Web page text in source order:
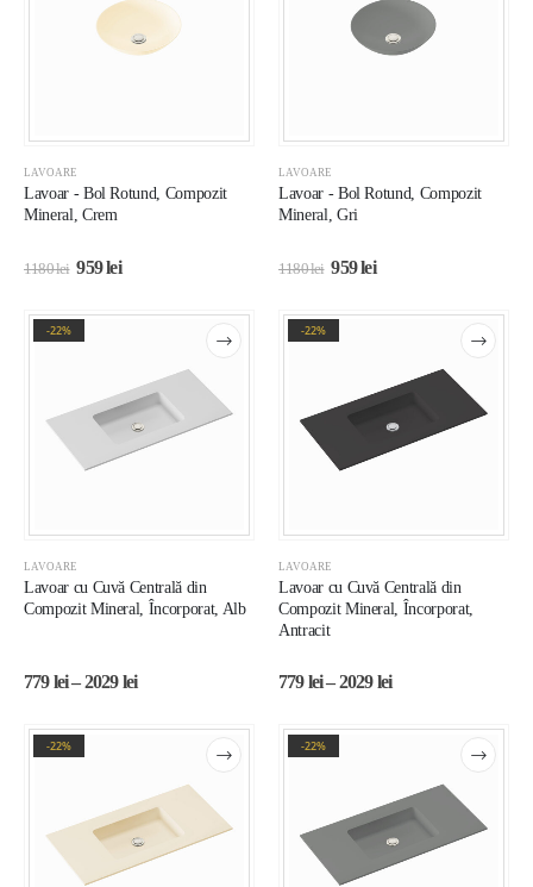
LAVOARE
Lavoar - Bol Rotund, Compozit
Mineral, Crem
1180lei 959lei
LAVOARE
Lavoar - Bol Rotund, Compozit
Mineral, Gri
1180lei 959lei
-22%
LAVOARE
Lavoar cu Cuvă Centrală din
Compozit Mineral, Încorporat, Alb
779lei–2029lei
-22%
LAVOARE
Lavoar cu Cuvă Centrală din
Compozit Mineral, Încorporat,
Antracit
779lei–2029lei
-22% -22%